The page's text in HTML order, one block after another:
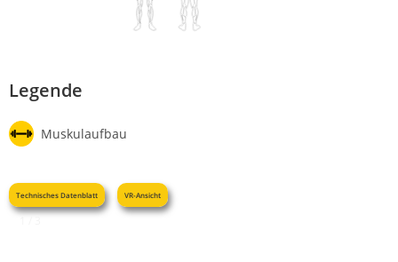
Legende
Muskulaufbau
Technisches Datenblatt VR-Ansicht